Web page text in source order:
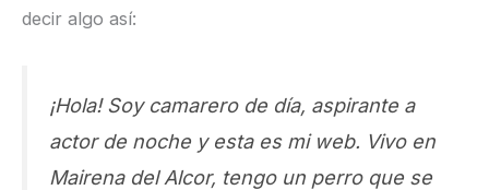
decir algo así:
¡Hola! Soy camarero de día, aspirante a
actor de noche y esta es mi web. Vivo en
Mairena del Alcor, tengo un perro que se